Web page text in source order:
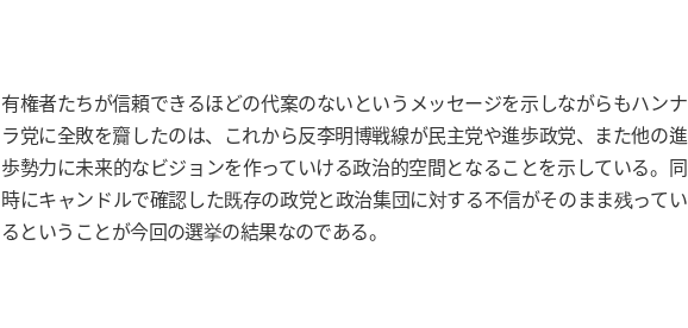
有権者たちが信頼できるほどの代案のないというメッセージを示しながらもハンナ
ラ党に全敗を齎したのは、これから反李明博戦線が民主党や進歩政党、また他の進
歩勢力に未来的なビジョンを作っていける政治的空間となることを示している。同
時にキャンドルで確認した既存の政党と政治集団に対する不信がそのまま残ってい
るということが今回の選挙の結果なのである。